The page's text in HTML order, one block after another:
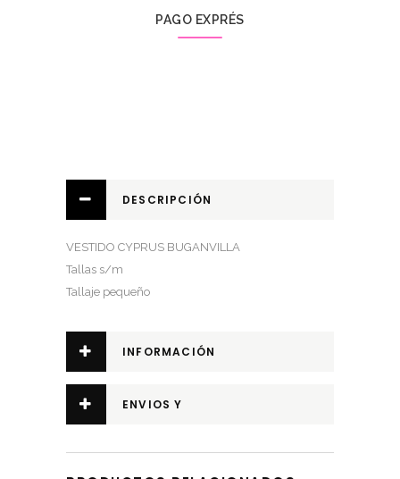
PAGO EXPRÉS
DESCRIPCIÓN
VESTIDO CYPRUS BUGANVILLA
Tallas s/m
Tallaje pequeño
INFORMACIÓN
ENVIOS Y